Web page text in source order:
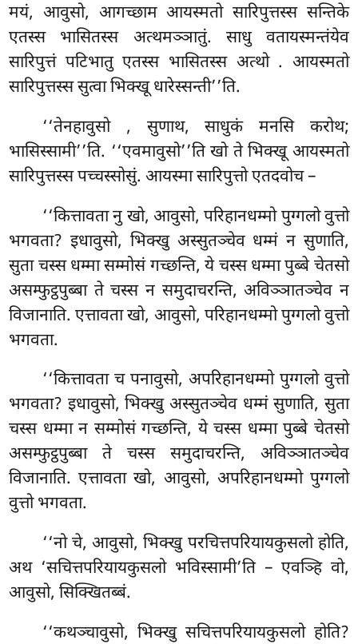
मयं, आवुसो, आगच्छाम आयस्मतो सारिपुत्तस्स सन्तिके
एतस्स भासितस्स अत्थमञ्ञातुं. साधु वतायस्मन्तंयेव
सारिपुत्तं पटिभातु एतस्स भासितस्स अत्थो . आयस्मतो
सारिपुत्तस्स सुत्वा भिक्खू धारेस्सन्ती’’ति.
‘‘तेनहावुसो , सुणाथ, साधुकं मनसि करोथ;
भासिस्सामी’’ति. ‘‘एवमावुसो’’ति खो ते भिक्खू आयस्मतो
सारिपुत्तस्स पच्चस्सोसुं. आयस्मा सारिपुत्तो एतदवोच –
‘‘कित्तावता नु खो, आवुसो, परिहानधम्मो पुग्गलो वुत्तो
भगवता? इधावुसो, भिक्खु अस्सुतञ्चेव धम्मं न सुणाति,
सुता चस्स धम्मा सम्मोसं गच्छन्ति, ये चस्स धम्मा पुब्बे चेतसो
असम्फुट्ठपुब्बा ते चस्स न समुदाचरन्ति, अविञ्ञातञ्चेव न
विजानाति. एत्तावता खो, आवुसो, परिहानधम्मो पुग्गलो वुत्तो
भगवता.
‘‘कित्तावता च पनावुसो, अपरिहानधम्मो पुग्गलो वुत्तो
भगवता? इधावुसो, भिक्खु अस्सुतञ्चेव धम्मं सुणाति, सुता
चस्स धम्मान सम्मोसं गच्छन्ति, ये चस्स धम्मा पुब्बे चेतसो
असम्फुट्ठपुब्बा ते चस्स समुदाचरन्ति, अविञ्ञातञ्चेव
विजानाति. एत्तावता खो, आवुसो, अपरिहानधम्मो पुग्गलो
वुत्तो भगवता.
‘‘नो चे, आवुसो, भिक्खु परचित्तपरियायकुसलो होति,
अथ ‘सचित्तपरियायकुसलो भविस्सामी’ति – एवञ्हि वो,
आवुसो, सिक्खितब्बं.
‘‘कथञ्चावुसो, भिक्खु सचित्तपरियायकुसलो होति?